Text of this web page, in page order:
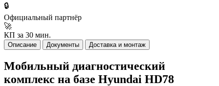
🔒
Официальный партнёр
🚀
КП за 30 мин.
Описание Документы Доставка и монтаж
Мобильный диагностический
комплекс на базе Hyundai HD78